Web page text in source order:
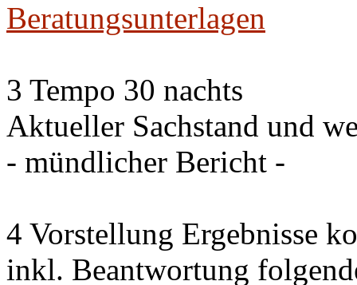
Beratungsunterlagen
3 Tempo 30 nachts
Aktueller Sachstand und
- mündlicher Bericht -
4 Vorstellung Ergebnisse
inkl. Beantwortung